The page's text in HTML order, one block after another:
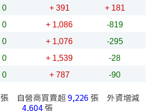
0 + 391 + 181
0 + 1,086 -819
0 + 1,076 -295
0 + 1,539 -28
0 + 787 -90
張 自營商買賣超9,226張 外資增減
4,604張